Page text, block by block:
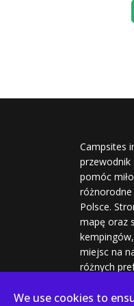
Campsites
pomóc
różnorodne
Polsce.
mapę oraz
miejsc na
różnych
We use cookies to